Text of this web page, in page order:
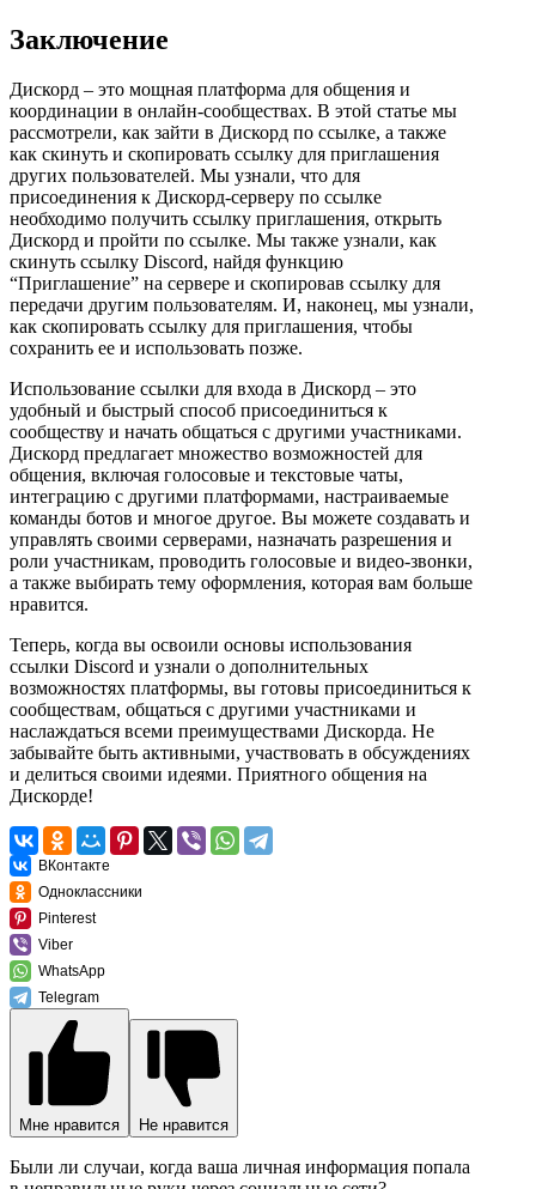
Заключение
Дискорд – это мощная платформа для общения и
координации в онлайн-сообществах. В этой статье мы
рассмотрели, как зайти в Дискорд по ссылке, а также
как скинуть и скопировать ссылку для приглашения
других пользователей. Мы узнали, что для
присоединения к Дискорд-серверу по ссылке
необходимо получить ссылку приглашения, открыть
Дискорд и пройти по ссылке. Мы также узнали, как
скинуть ссылку Discord, найдя функцию
“Приглашение” на сервере и скопировав ссылку для
передачи другим пользователям. И, наконец, мы узнали,
как скопировать ссылку для приглашения, чтобы
сохранить ее и использовать позже.
Использование ссылки для входа в Дискорд – это
удобный и быстрый способ присоединиться к
сообществу и начать общаться с другими участниками.
Дискорд предлагает множество возможностей для
общения, включая голосовые и текстовые чаты,
интеграцию с другими платформами, настраиваемые
команды ботов и многое другое. Вы можете создавать и
управлять своими серверами, назначать разрешения и
роли участникам, проводить голосовые и видео-звонки,
а также выбирать тему оформления, которая вам больше
нравится.
Теперь, когда вы освоили основы использования
ссылки Discord и узнали о дополнительных
возможностях платформы, вы готовы присоединиться к
сообществам, общаться с другими участниками и
наслаждаться всеми преимуществами Дискорда. Не
забывайте быть активными, участвовать в обсуждениях
и делиться своими идеями. Приятного общения на
Дискорде!
ВКонтакте
Одноклассники
Pinterest
Viber
WhatsApp
Telegram
Мне нравится Не нравится
Были ли случаи, когда ваша личная информация попала